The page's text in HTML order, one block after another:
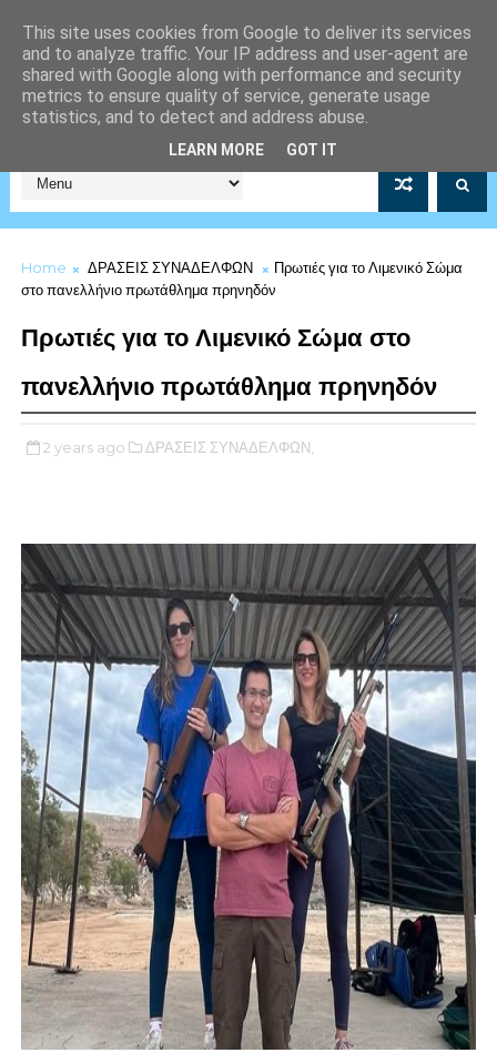
Home ΔΡΑΣΕΙΣ ΣΥΝΑΔΕΛΦΩΝ
Πρωτιές για το Λιμενικό Σώμα
στο πανελλήνιο πρωτάθλημα πρηνηδόν
Πρωτιές για το Λιμενικό Σώμα στο
πανελλήνιο πρωτάθλημα πρηνηδόν
2 years ago ΔΡΑΣΕΙΣ ΣΥΝΑΔΕΛΦΩΝ,
This site uses cookies from Google to deliver its services
and to analyze traffic. Your IP address and user-agent are
shared with Google along with performance and security
metrics to ensure quality of service, generate usage
statistics, and to detect and address abuse.
LEARN MORE GOT IT